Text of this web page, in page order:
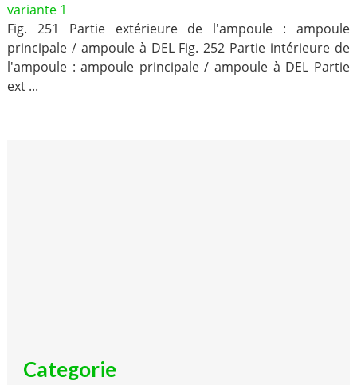
variante 1
Fig. 251 Partie extérieure de l'ampoule : ampoule
principale / ampoule à DEL Fig. 252 Partie intérieure de
l'ampoule : ampoule principale / ampoule à DEL Partie
ext ...
Categorie